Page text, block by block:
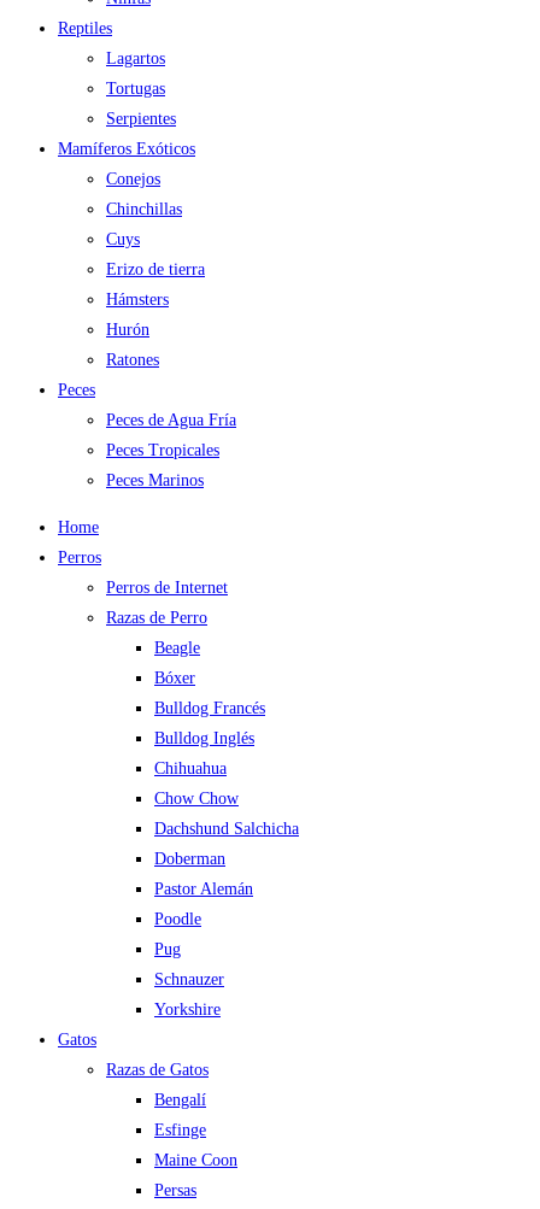
Reptiles
Lagartos
Tortugas
Serpientes
Mamíferos Exóticos
Conejos
Chinchillas
Cuys
Erizo de tierra
Hámsters
Hurón
Ratones
Peces
Peces de Agua Fría
Peces Tropicales
Peces Marinos
Home
Perros
Perros de Internet
Razas de Perro
Beagle
Bóxer
Bulldog Francés
Bulldog Inglés
Chihuahua
Chow Chow
Dachshund Salchicha
Doberman
Pastor Alemán
Poodle
Pug
Schnauzer
Yorkshire
Gatos
Razas de Gatos
Bengalí
Esfinge
Maine Coon
Persas